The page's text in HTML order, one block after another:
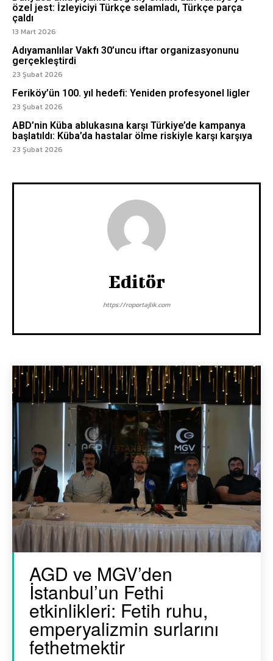
özel jest: İzleyiciyi Türkçe selamladı, Türkçe parça
çaldı
13 Mart 2026
Adıyamanlılar Vakfı 30’uncu iftar organizasyonunu
gerçekleştirdi
23 Şubat 2026
Feriköy’ün 100. yıl hedefi: Yeniden profesyonel ligler
23 Şubat 2026
ABD’nin Küba ablukasına karşı Türkiye’de kampanya
başlatıldı: Küba’da hastalar ölme riskiyle karşı karşıya
23 Şubat 2026
Editör
https://roportajlik.com
AGD ve MGV’den
İstanbul’un Fethi
etkinlikleri: Fetih ruhu,
emperyalizmin surlarını
fethetmektir